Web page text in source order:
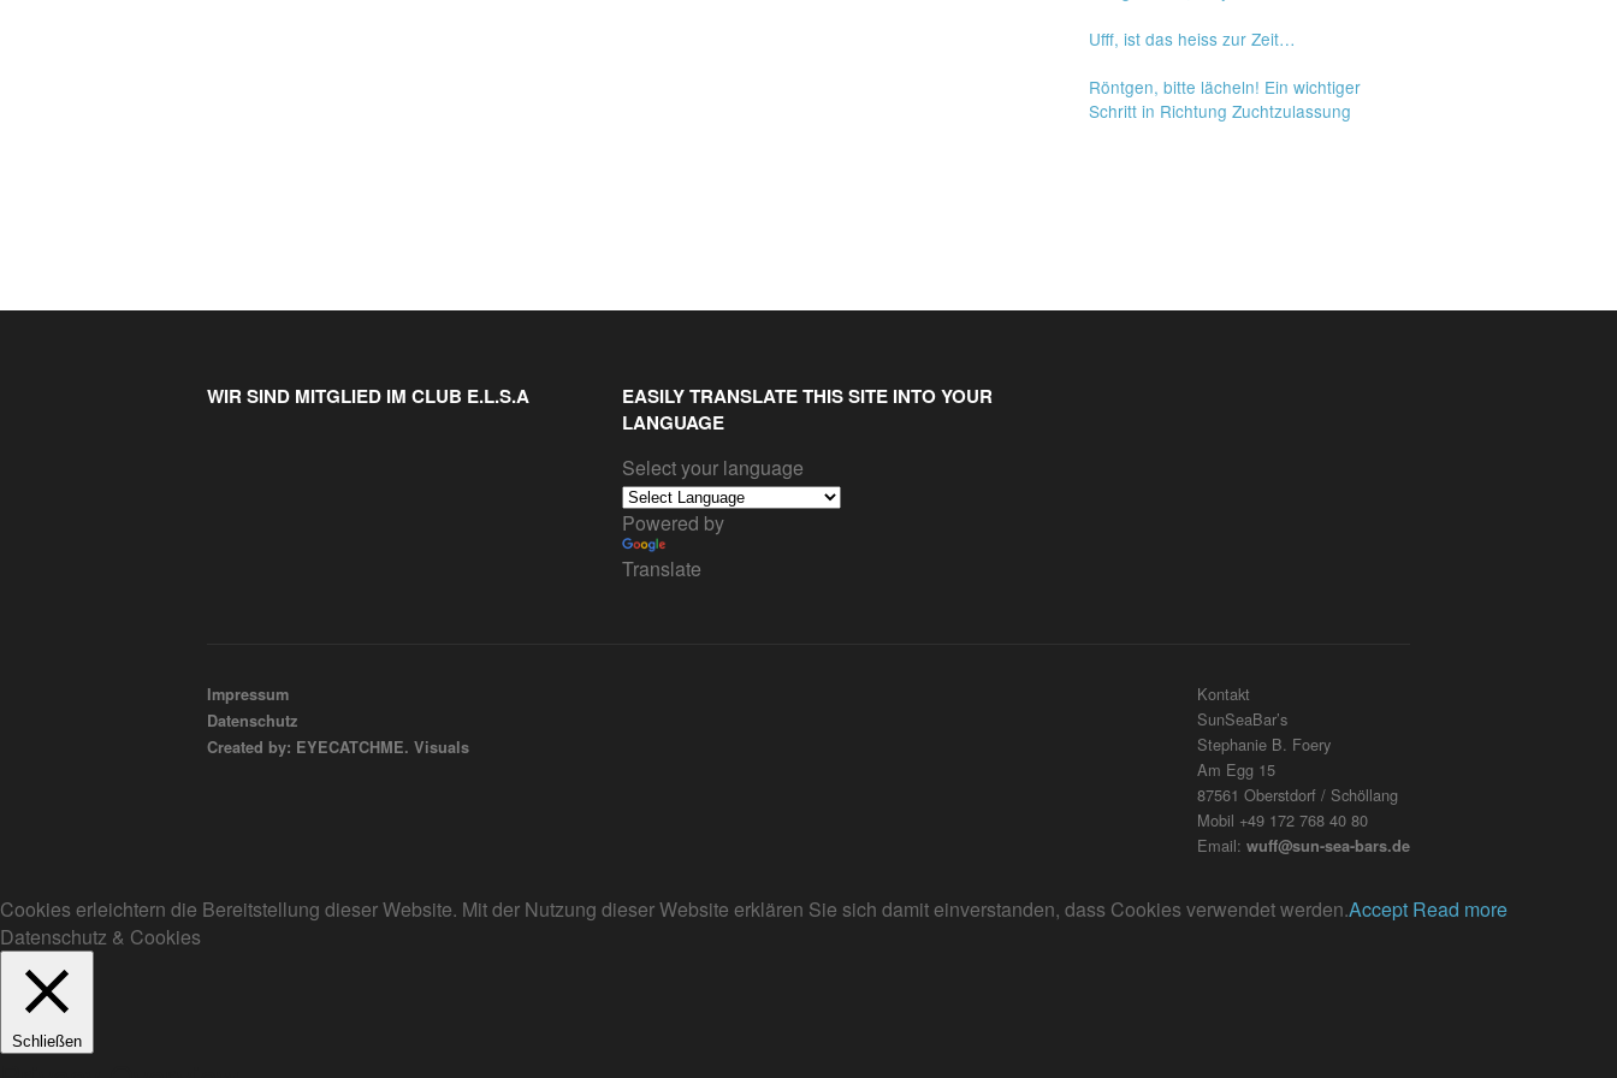
Ufff, ist das heiss zur Zeit…
Röntgen, bitte lächeln! Ein wichtiger
Schritt in Richtung Zuchtzulassung
WIR SIND MITGLIED IM CLUB E.L.S.A
EASILY TRANSLATE THIS SITE INTO YOUR
LANGUAGE
Select your language
Powered by
Translate
Impressum
Datenschutz
Created by: EYECATCHME. Visuals
Kontakt
SunSeaBar’s
Stephanie B. Foery
Am Egg 15
87561 Oberstdorf / Schöllang
Mobil +49 172 768 40 80
Email: wuff@sun-sea-bars.de
Cookies erleichtern die Bereitstellung dieser Website. Mit der Nutzung dieser Website erklären Sie sich damit einverstanden, dass Cookies verwendet werden.Accept Read more
Datenschutz & Cookies
Schließen